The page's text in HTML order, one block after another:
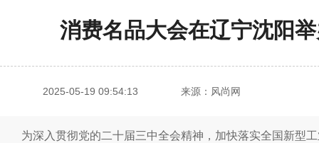
消费名品大会在辽宁沈阳
2025-05-19 09:54:13 来源：风尚网
为深入贯彻党的二十届三中全会精神，加快落实全国新型